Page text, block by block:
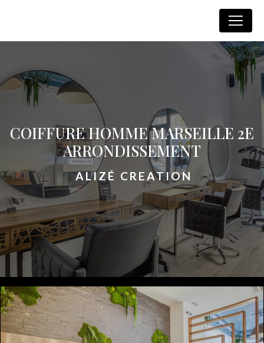
COIFFURE HOMME MARSEILLE 2E
ARRONDISSEMENT
ALIZÉ CREATION